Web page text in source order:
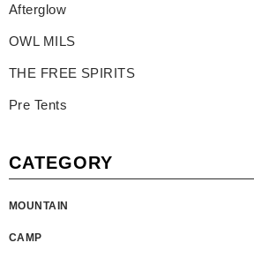
Afterglow
OWL MILS
THE FREE SPIRITS
Pre Tents
CATEGORY
MOUNTAIN
CAMP